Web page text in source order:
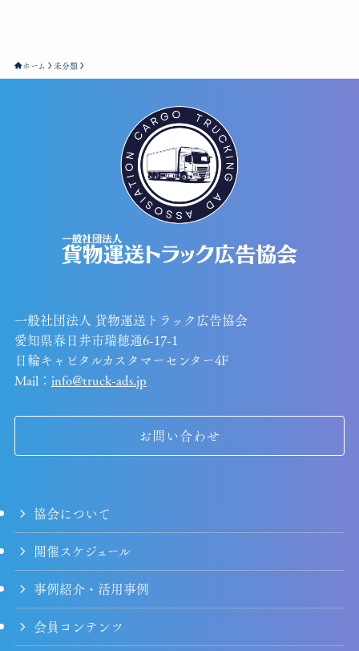
ホーム 未分類
一般社団法人 貨物運送トラック広告協会
愛知県春日井市瑞穂通6-17-1
日輪キャピタルカスタマーセンター4F
Mail： info@truck-ads.jp
お問い合わせ
協会について
開催スケジュール
事例紹介・活用事例
会員コンテンツ